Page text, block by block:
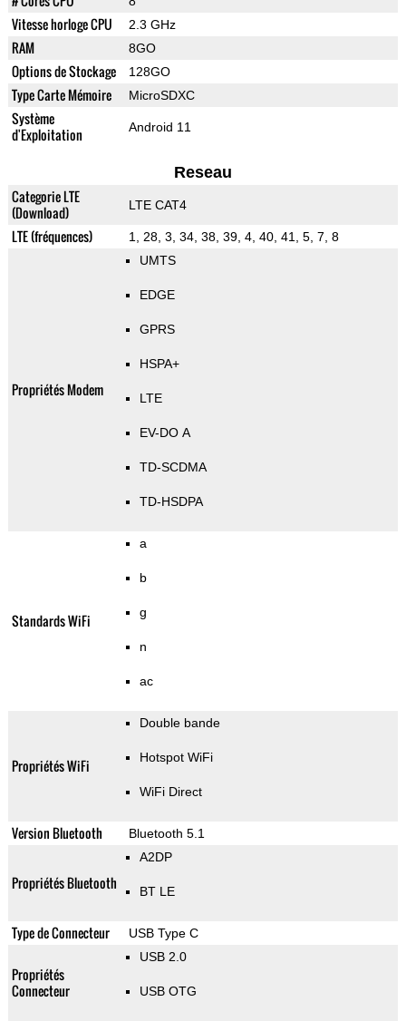
Vitesse horloge CPU 2.3 GHz
RAM 8GO
Options de Stockage 128GO
Type Carte Mémoire MicroSDXC
Système
d'Exploitation
Android 11
Reseau
Categorie LTE
(Download)
LTE CAT4
LTE (fréquences) 1, 28, 3, 34, 38, 39, 4, 40, 41, 5, 7, 8
Propriétés Modem
UMTS
EDGE
GPRS
HSPA+
LTE
EV-DO A
TD-SCDMA
TD-HSDPA
Standards WiFi
a
b
g
n
ac
Propriétés WiFi
Double bande
Hotspot WiFi
WiFi Direct
Version Bluetooth Bluetooth 5.1
Propriétés Bluetooth
A2DP
BT LE
Type de Connecteur USB Type C
Propriétés
Connecteur
USB 2.0
USB OTG